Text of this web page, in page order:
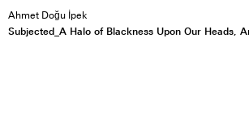
Ahmet Doğu İpek
Subjected_A Halo of Blackness Upon Our Heads,